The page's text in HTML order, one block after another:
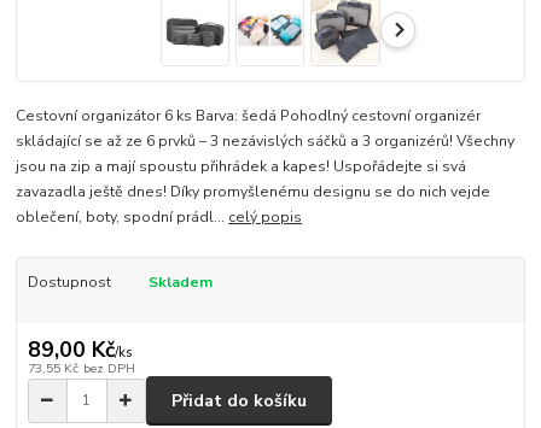
Cestovní organizátor 6 ks Barva: šedá Pohodlný cestovní organizér
skládající se až ze 6 prvků – 3 nezávislých sáčků a 3 organizérů! Všechny
jsou na zip a mají spoustu přihrádek a kapes! Uspořádejte si svá
zavazadla ještě dnes! Díky promyšlenému designu se do nich vejde
oblečení, boty, spodní prádl... celý popis
Dostupnost Skladem
89,00 Kč/ks
73,55 Kč bez DPH
Přidat do košíku